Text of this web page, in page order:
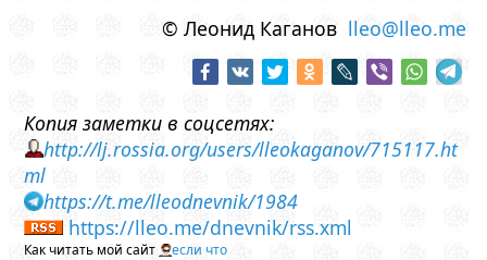
© Леонид Каганов lleo@lleo.me
Копия заметки в соцсетях:
http://lj.rossia.org/users/lleokaganov/715117.ht
ml
https://t.me/lleodnevnik/1984
https://lleo.me/dnevnik/rss.xml
Как читать мой сайт если что